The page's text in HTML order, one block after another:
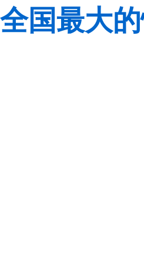
全国最大